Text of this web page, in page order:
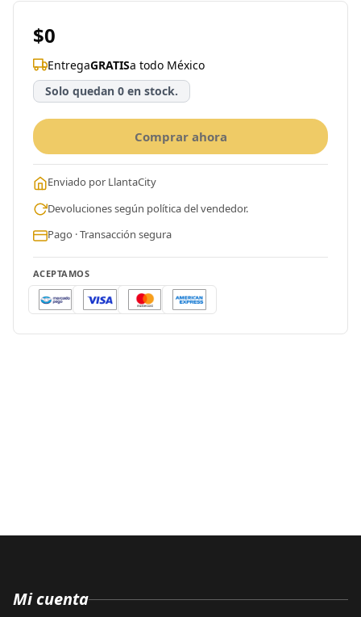
$0
EntregaGRATISa todo México
Solo quedan 0 en stock.
Comprar ahora
Enviado por LlantaCity
Devoluciones según política del vendedor.
Pago · Transacción segura
ACEPTAMOS
Mi cuenta